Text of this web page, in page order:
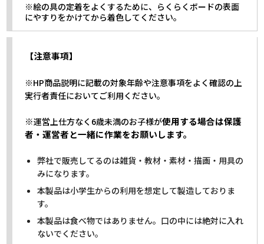
※絵の具の定着をよくするために、らくらくボードの表面
にやすりをかけてから着色してください。
【注意事項】
※HP商品説明に記載の対象年齢や注意事項をよく確認の上
実行者責任においてご利用ください。
※運営上仕方なく6歳未満のお子様が使用する場合は保護
者・運営者と一緒に作業をお願いします。
弊社で販売してるのは雑貨・教材・素材・描画・用具の
みになります。
本製品は小学生からの利用を想定して製造しておりま
す。
本製品は食べ物ではありません。口の中には絶対に入れ
ないでください。